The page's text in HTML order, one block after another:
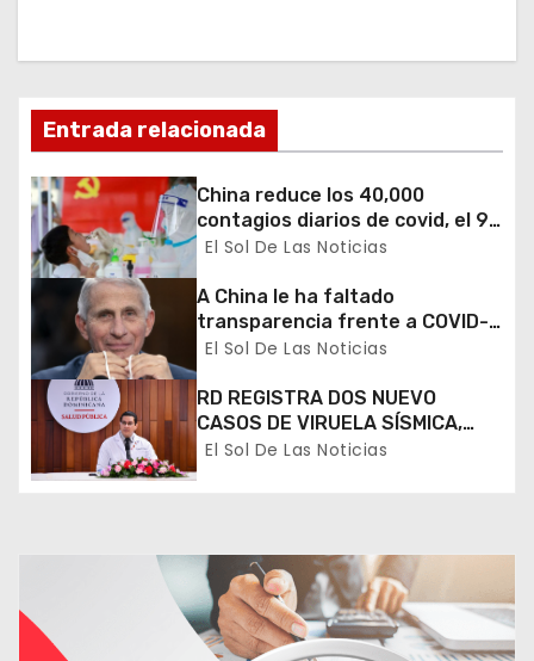
i
ó
n
d
e
e
n
t
r
a
Entrada relacionada
China reduce los 40,000
contagios diarios de covid, el 90
% asintomáticos
El Sol De Las Noticias
A China le ha faltado
transparencia frente a COVID-
19, dice Anthony Fauci
El Sol De Las Noticias
RD REGISTRA DOS NUEVO
CASOS DE VIRUELA SÍSMICA,
SUMAN 31 LOS AFECTADOS POR
LA ENFERMEDAD
El Sol De Las Noticias